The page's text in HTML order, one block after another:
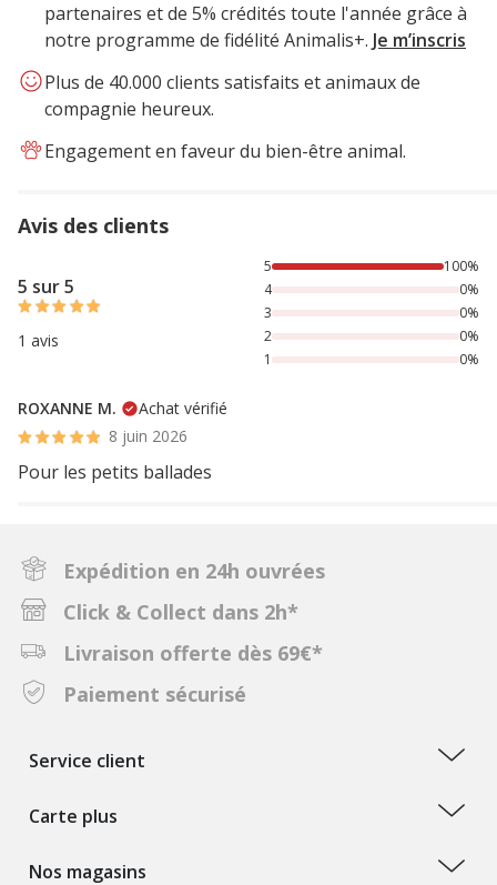
partenaires et de 5% crédités toute l'année grâce à
notre programme de fidélité Animalis+. Je m’inscris
Plus de 40.000 clients satisfaits et animaux de
compagnie heureux.
Engagement en faveur du bien-être animal.
Avis des clients
5 sur 5
1 avis
100% des personnes lont noté avec {1} étoiles,
5
100%
4
0%
3
0%
2
0%
1
0%
ROXANNE M.
Achat vérifié
8 juin 2026
Pour les petits ballades
Expédition en 24h ouvrées
Click & Collect dans 2h*
Livraison offerte dès 69€*
Paiement sécurisé
Service client
Carte plus
Nos magasins